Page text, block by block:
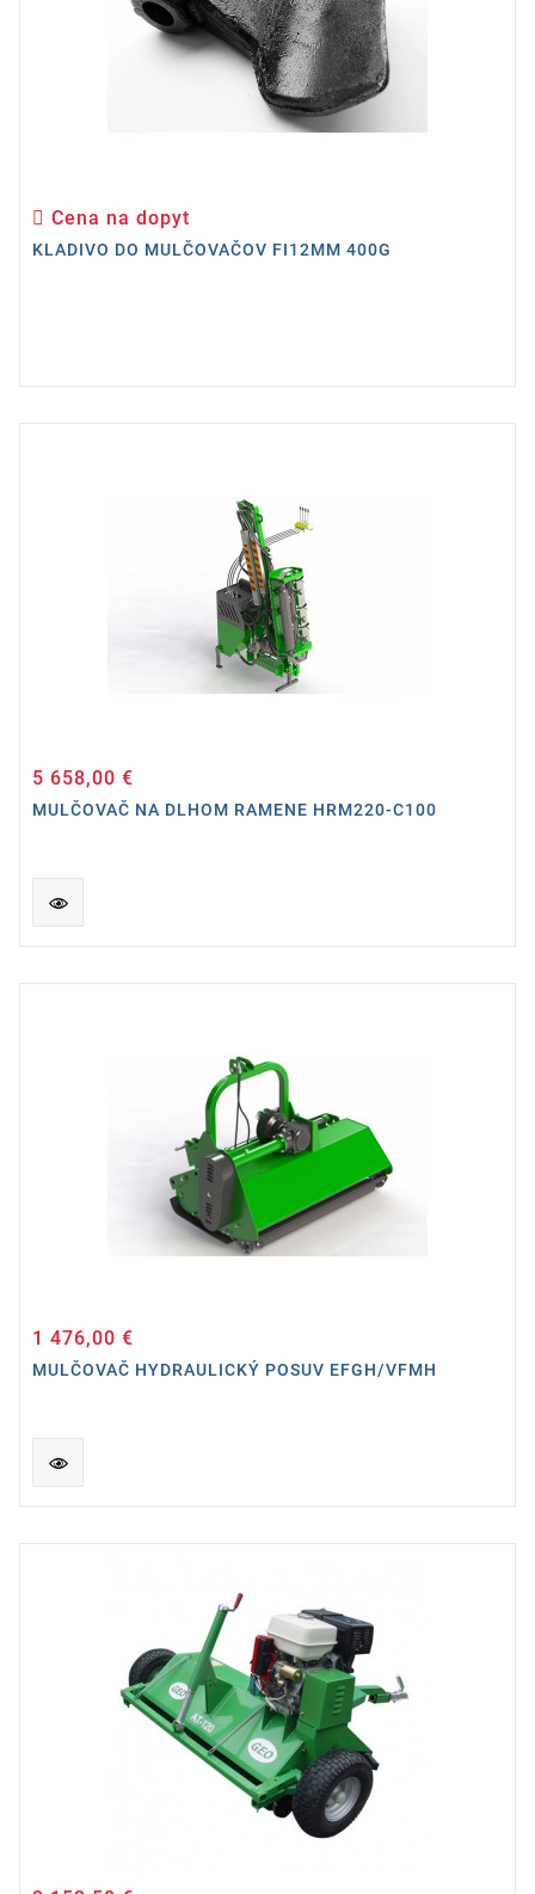
Cena na dopyt
KLADIVO DO MULČOVAČOV FI12MM 400G
5 658,00 €
MULČOVAČ NA DLHOM RAMENE HRM220-C100
1 476,00 €
MULČOVAČ HYDRAULICKÝ POSUV EFGH/VFMH